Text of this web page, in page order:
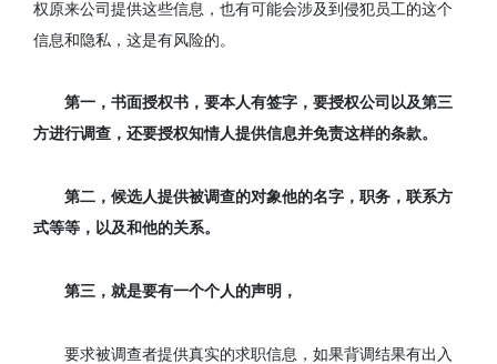
权原来公司提供这些信息，也有可能会涉及到侵犯员工的这个
信息和隐私，这是有风险的。
第一，书面授权书，要本人有签字，要授权公司以及第三
方进行调查，还要授权知情人提供信息并免责这样的条款。
第二，候选人提供被调查的对象他的名字，职务，联系方
式等等，以及和他的关系。
第三，就是要有一个个人的声明，
要求被调查者提供真实的求职信息，如果背调结果有出入